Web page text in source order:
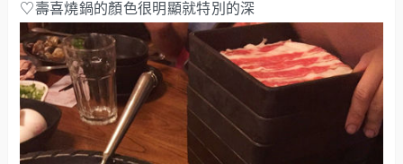
♡壽喜燒鍋的顏色很明顯就特別的深